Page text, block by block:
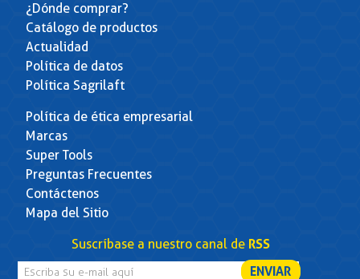
¿Dónde comprar?
Catálogo de productos
Actualidad
Política de datos
Política Sagrilaft
Política de ética empresarial
Marcas
Super Tools
Preguntas Frecuentes
Contáctenos
Mapa del Sitio
Suscríbase a nuestro canal de RSS